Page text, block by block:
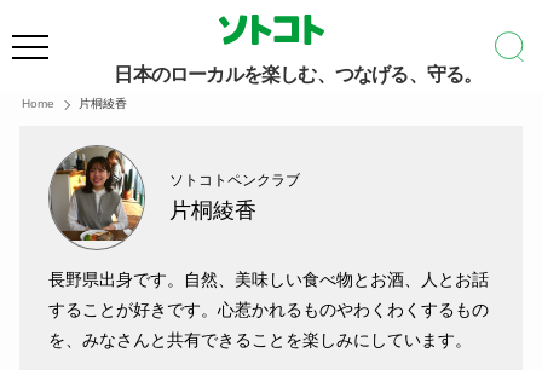
日本のローカルを楽しむ、つなげる、守る。
Home 片桐綾香
ソトコトペンクラブ
片桐綾香
長野県出身です。自然、美味しい食べ物とお酒、人とお話
することが好きです。心惹かれるものやわくわくするもの
を、みなさんと共有できることを楽しみにしています。